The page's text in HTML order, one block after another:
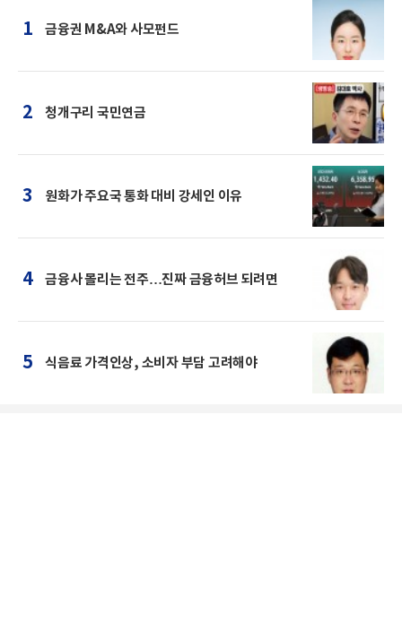
1 금융권 M&A와 사모펀드
2 청개구리 국민연금
3 원화가 주요국 통화 대비 강세인 이유
4 금융사 몰리는 전주…진짜 금융허브 되려면
5 식음료 가격인상, 소비자 부담 고려해야